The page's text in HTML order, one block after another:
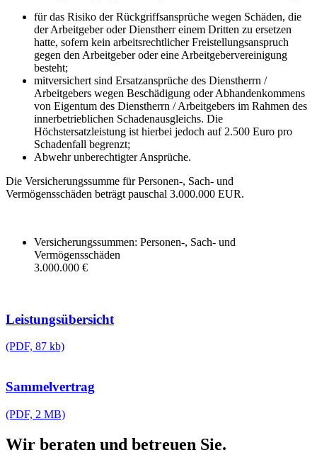
für das Risiko der Rückgriffsansprüche wegen Schäden, die
der Arbeitgeber oder Dienstherr einem Dritten zu ersetzen
hatte, sofern kein arbeitsrechtlicher Freistellungsanspruch
gegen den Arbeitgeber oder eine Arbeitgebervereinigung
besteht;
mitversichert sind Ersatzansprüche des Dienstherrn /
Arbeitgebers wegen Beschädigung oder Abhandenkommens
von Eigentum des Dienstherrn / Arbeitgebers im Rahmen des
innerbetrieblichen Schadenausgleichs. Die
Höchstersatzleistung ist hierbei jedoch auf 2.500 Euro pro
Schadenfall begrenzt;
Abwehr unberechtigter Ansprüche.
Die Versicherungssumme für Personen-, Sach- und
Vermögensschäden beträgt pauschal 3.000.000 EUR.
Versicherungssummen: Personen-, Sach- und
Vermögensschäden
3.000.000 €
Leistungsübersicht
(PDF, 87 kb)
Sammelvertrag
(PDF, 2 MB)
Wir beraten und betreuen Sie.